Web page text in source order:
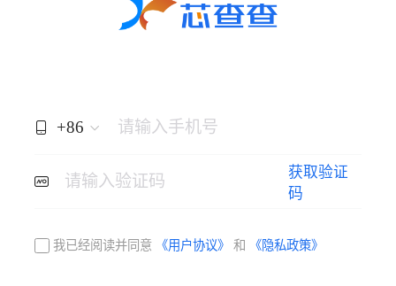
+86 请输入手机号
请输入验证码
获取验证
码
我已经阅读并同意 《用户协议》 和 《隐私政策》